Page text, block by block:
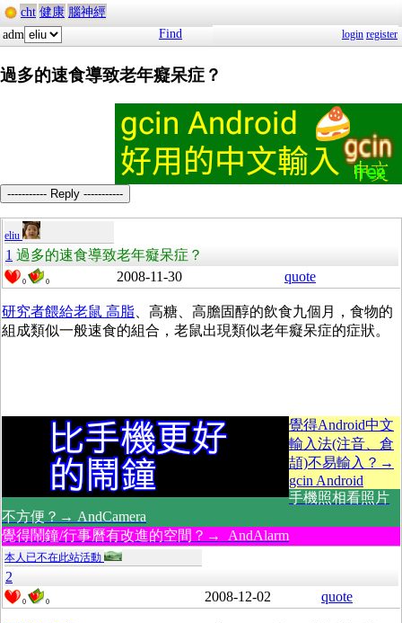
cht 健康 腦神經
adm
Find login register
過多的速食導致老年癡呆症？
----------- Reply -----------
eliu
1 過多的速食導致老年癡呆症？
0 0 2008-11-30 quote
研究者餵給老鼠 高脂、高糖、高膽固醇的飲食九個月，食物的
組成類似一般速食的組合，老鼠出現類似老年癡呆症的症狀。
覺得Android中文
輸入法(注音、倉
頡)不易輸入？→
gcin Android
手機照相看照片
不方便？→ AndCamera
覺得鬧鐘/行事曆有改進的空間？→ AndAlarm
本人已不在此站活動
2
0 0 2008-12-02 quote